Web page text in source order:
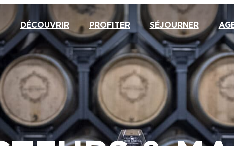
DÉCOUVRIR PROFITER SÉJOURNER